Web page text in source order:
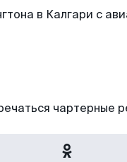
в Калгари с
чартерные